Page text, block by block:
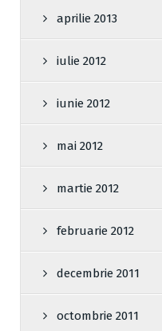
aprilie 2013
iulie 2012
iunie 2012
mai 2012
martie 2012
februarie 2012
decembrie 2011
octombrie 2011